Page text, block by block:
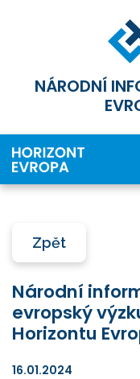
NÁRODNÍ
Zpět
Národní
evropský
Horizontu
16.01.2024